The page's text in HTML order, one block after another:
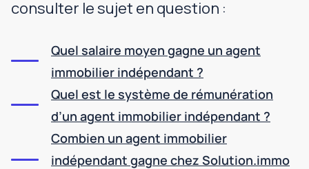
consulter le sujet en question :
Quel salaire moyen gagne un agent
immobilier indépendant ?
Quel est le système de rémunération
d’un agent immobilier indépendant ?
Combien un agent immobilier
indépendant gagne chez Solution.immo